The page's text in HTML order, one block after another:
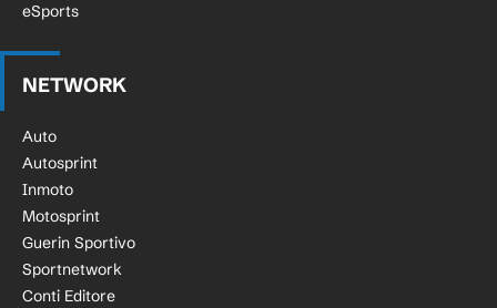
eSports
NETWORK
Auto
Autosprint
Inmoto
Motosprint
Guerin Sportivo
Sportnetwork
Conti Editore